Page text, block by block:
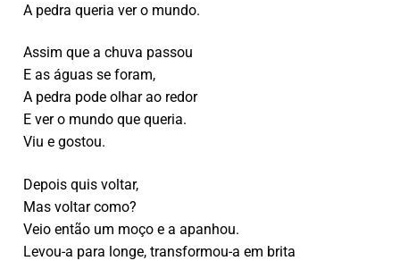
A pedra queria ver o mundo.
Assim que a chuva passou
E as águas se foram,
A pedra pode olhar ao redor
E ver o mundo que queria.
Viu e gostou.
Depois quis voltar,
Mas voltar como?
Veio então um moço e a apanhou.
Levou-a para longe, transformou-a em brita